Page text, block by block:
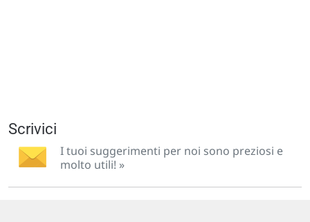
Scrivici
I tuoi suggerimenti per noi sono preziosi e
molto utili! »